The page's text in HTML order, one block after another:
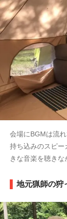
会場にBGMは流
持ち込みのスピー
きな音楽を聴きな
地元猟師の狩